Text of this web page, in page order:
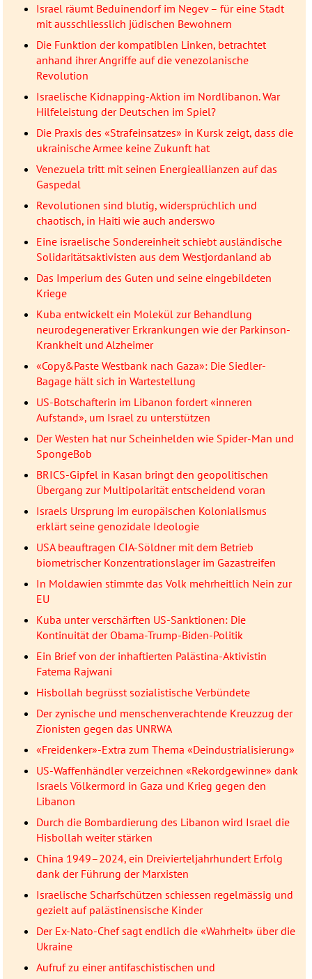
Israel räumt Beduinendorf im Negev – für eine Stadt
mit ausschliesslich jüdischen Bewohnern
Die Funktion der kompatiblen Linken, betrachtet
anhand ihrer Angriffe auf die venezolanische
Revolution
Israelische Kidnapping-Aktion im Nordlibanon. War
Hilfeleistung der Deutschen im Spiel?
Die Praxis des «Strafeinsatzes» in Kursk zeigt, dass die
ukrainische Armee keine Zukunft hat
Venezuela tritt mit seinen Energieallianzen auf das
Gaspedal
Revolutionen sind blutig, widersprüchlich und
chaotisch, in Haiti wie auch anderswo
Eine israelische Sondereinheit schiebt ausländische
Solidaritätsaktivisten aus dem Westjordanland ab
Das Imperium des Guten und seine eingebildeten
Kriege
Kuba entwickelt ein Molekül zur Behandlung
neurodegenerativer Erkrankungen wie der Parkinson-
Krankheit und Alzheimer
«Copy&Paste Westbank nach Gaza»: Die Siedler-
Bagage hält sich in Wartestellung
US-Botschafterin im Libanon fordert «inneren
Aufstand», um Israel zu unterstützen
Der Westen hat nur Scheinhelden wie Spider-Man und
SpongeBob
BRICS-Gipfel in Kasan bringt den geopolitischen
Übergang zur Multipolarität entscheidend voran
Israels Ursprung im europäischen Kolonialismus
erklärt seine genozidale Ideologie
USA beauftragen CIA-Söldner mit dem Betrieb
biometrischer Konzentrationslager im Gazastreifen
In Moldawien stimmte das Volk mehrheitlich Nein zur
EU
Kuba unter verschärften US-Sanktionen: Die
Kontinuität der Obama-Trump-Biden-Politik
Ein Brief von der inhaftierten Palästina-Aktivistin
Fatema Rajwani
Hisbollah begrüsst sozialistische Verbündete
Der zynische und menschenverachtende Kreuzzug der
Zionisten gegen das UNRWA
«Freidenker»-Extra zum Thema «Deindustrialisierung»
US-Waffenhändler verzeichnen «Rekordgewinne» dank
Israels Völkermord in Gaza und Krieg gegen den
Libanon
Durch die Bombardierung des Libanon wird Israel die
Hisbollah weiter stärken
China 1949–2024, ein Dreivierteljahrhundert Erfolg
dank der Führung der Marxisten
Israelische Scharfschützen schiessen regelmässig und
gezielt auf palästinensische Kinder
Der Ex-Nato-Chef sagt endlich die «Wahrheit» über die
Ukraine
Aufruf zu einer antifaschistischen und